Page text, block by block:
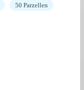
50 Parzellen